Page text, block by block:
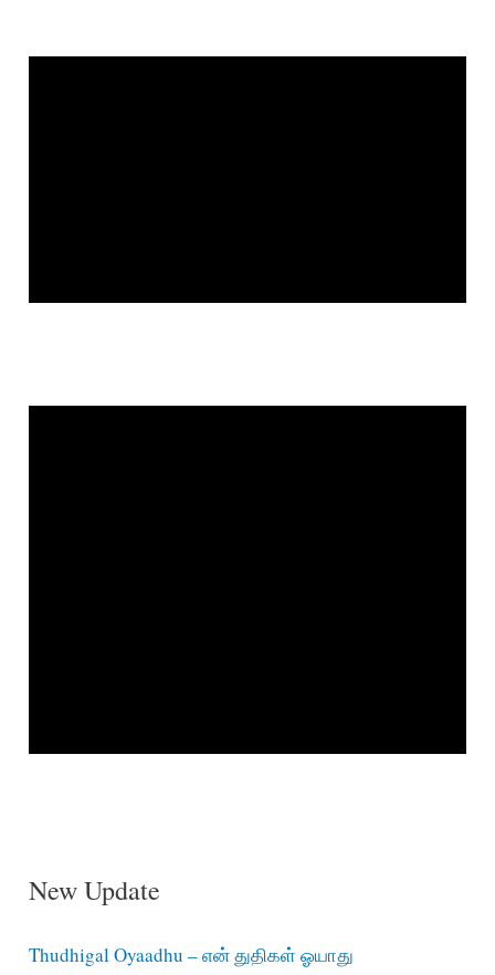
New Update
Thudhigal Oyaadhu – என் துதிகள் ஓயாது